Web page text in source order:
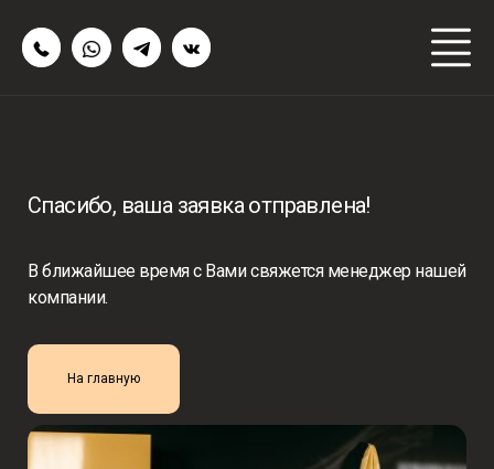
Спасибо, ваша заявка отправлена!
В ближайшее время с Вами свяжется менеджер нашей
компании.
На главную